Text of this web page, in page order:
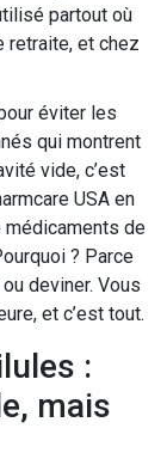
partout où
retraite, et chez
éviter les
qui montrent
vide, c’est
USA en
de
? Parce
deviner. Vous
et c’est tout.
:
mais